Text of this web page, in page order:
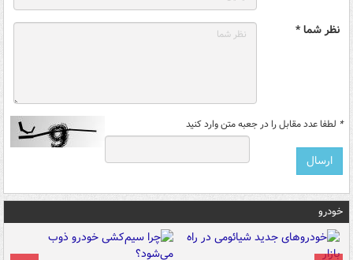
نظر شما *
* لطفا عدد مقابل را در جعبه متن وارد کنید
خودرو